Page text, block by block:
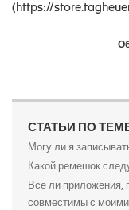
(https://
СТАТЬИ ПО
Могу ли я
Какой ремешок
Все ли
совместимы с